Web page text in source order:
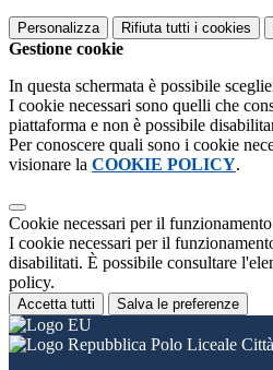
Personalizza Rifiuta tutti i cookies
Gestione cookie
In questa schermata è possibile
I cookie necessari sono quelli che
piattaforma e non è possibile
Per conoscere quali sono i cookie
visionare la COOKIE POLICY.
Cookie necessari per il funzionamento
I cookie necessari per il
disabilitati. È possibile consultare
policy.
Accetta tutti Salva le preferenze
Polo Liceale